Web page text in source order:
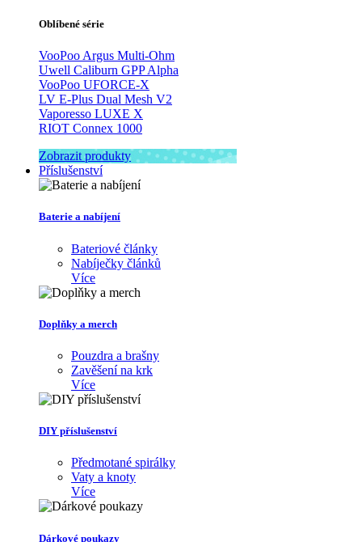
Oblíbené série
VooPoo Argus Multi-Ohm
Uwell Caliburn GPP Alpha
VooPoo UFORCE-X
LV E-Plus Dual Mesh V2
Vaporesso LUXE X
RIOT Connex 1000
Zobrazit produkty
Příslušenství
Baterie a nabíjení
Bateriové články
Nabíječky článků
Více
Doplňky a merch
Pouzdra a brašny
Zavěšení na krk
Více
DIY příslušenství
Předmotané spirálky
Vaty a knoty
Více
Dárkové poukazy